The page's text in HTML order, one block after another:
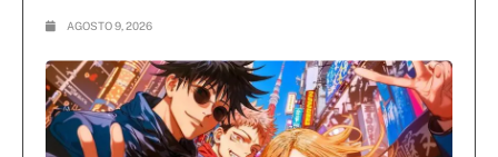
AGOSTO 9, 2026